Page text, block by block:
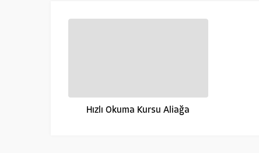
Hızlı Okuma Kursu Aliağa